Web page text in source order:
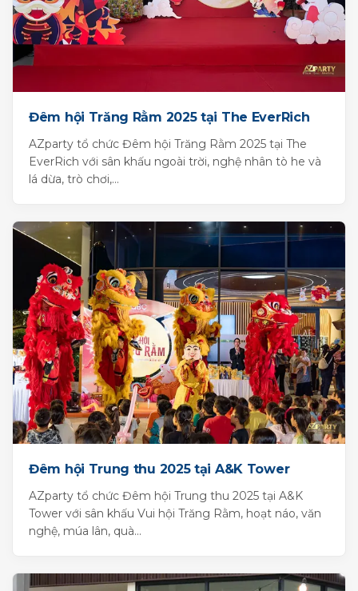
Đêm hội Trăng Rằm 2025 tại The EverRich
AZparty tổ chức Đêm hội Trăng Rằm 2025 tại The
EverRich với sân khấu ngoài trời, nghệ nhân tò he và
lá dừa, trò chơi,...
Đêm hội Trung thu 2025 tại A&K Tower
AZparty tổ chức Đêm hội Trung thu 2025 tại A&K
Tower với sân khấu Vui hội Trăng Rằm, hoạt náo, văn
nghệ, múa lân, quà...